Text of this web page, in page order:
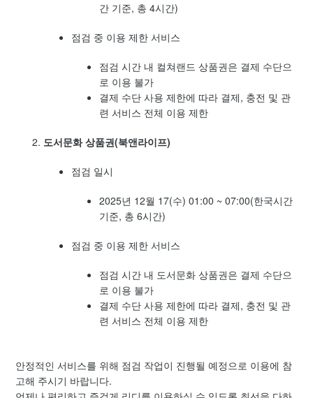
간 기준, 총 4시간)
점검 중 이용 제한 서비스
점검 시간 내 컬쳐랜드 상품권은 결제 수단으
로 이용 불가
결제 수단 사용 제한에 따라 결제, 충전 및 관
련 서비스 전체 이용 제한
도서문화 상품권(북앤라이프)
점검 일시
2025년 12월 17(수) 01:00 ~ 07:00(한국시간
기준, 총 6시간)
점검 중 이용 제한 서비스
점검 시간 내 도서문화 상품권은 결제 수단으
로 이용 불가
결제 수단 사용 제한에 따라 결제, 충전 및 관
련 서비스 전체 이용 제한
안정적인 서비스를 위해 점검 작업이 진행될 예정으로 이용에 참
고해 주시기 바랍니다.